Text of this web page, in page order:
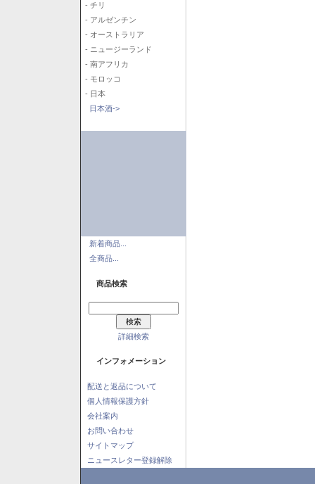
- チリ
- アルゼンチン
- オーストラリア
- ニュージーランド
- 南アフリカ
- モロッコ
- 日本
日本酒->
新着商品...
全商品...
商品検索
詳細検索
インフォメーション
配送と返品について
個人情報保護方針
会社案内
お問い合わせ
サイトマップ
ニュースレター登録解除